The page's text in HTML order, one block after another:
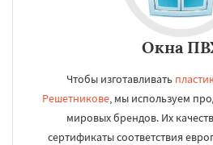
Окна
Чтобы изготавливать
Решетникове, мы используем
мировых брендов. Их
сертификаты соответствия